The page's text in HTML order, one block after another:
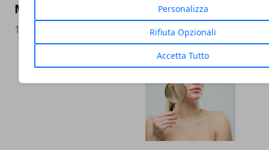
Personalizza
Rifiuta Opzionali
Accetta Tutto
Menopausa precoce: sintomi iniziali,
13/09/2022